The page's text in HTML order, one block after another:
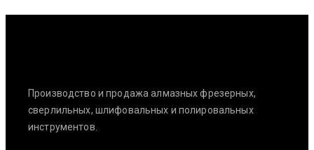
Производство и продажа алмазных фрезерных,
сверлильных, шлифовальных и полировальных
инструментов.